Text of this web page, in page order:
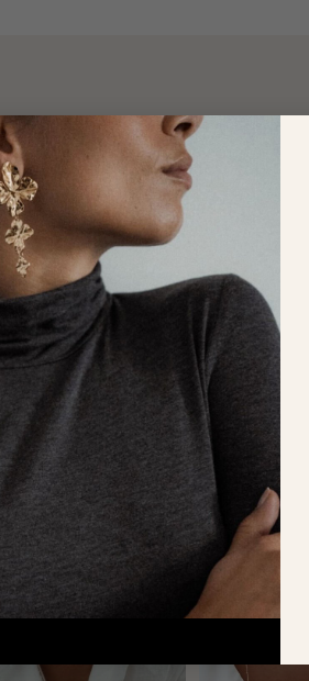
DESCRIPTION
18 carats
sur le pourtour
cm
avec une gravure sur les deux faces
sont ni repris, ni échangés
avec la chaîne de votre choix :